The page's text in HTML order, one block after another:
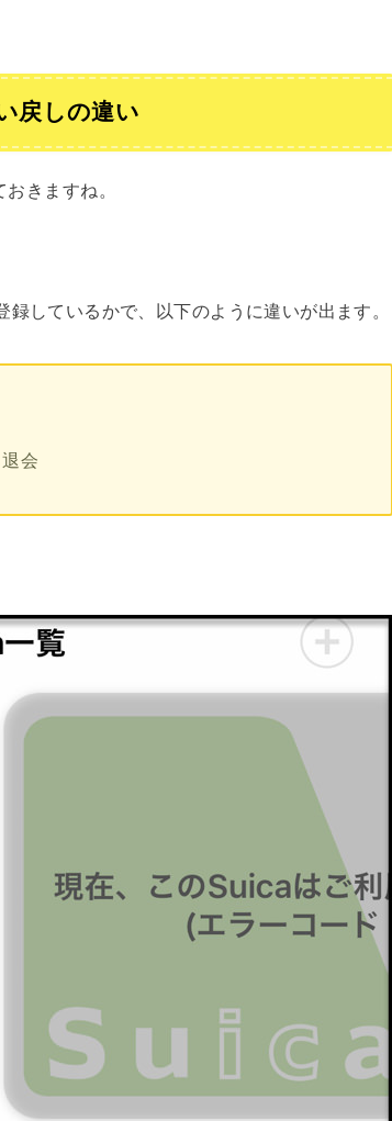
戻しの違い
きますね。
しているかで、以下のように違いが出ます。
会